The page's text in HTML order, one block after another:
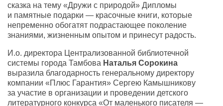
сказка на тему «Дружи с природой» Дипломы
и памятные подарки — красочные книги, которые
непременно обогатят подрастающее поколение
знаниями, жизненным опытом и принесут радость.
И.о. директора Централизованной библиотечной
системы города Тамбова Наталья Сорокина
выразила благодарность генеральному директору
компании «Плюс Гарантия» Сергею Камышникову
за участие в организации и проведении детского
литературного конкурса «От маленького писателя —